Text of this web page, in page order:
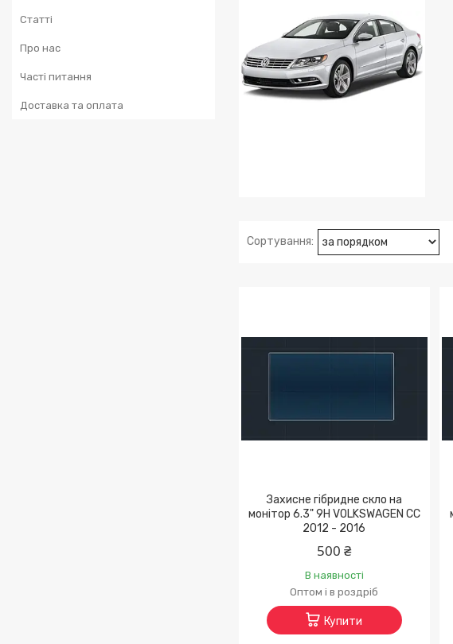
Статті
Про нас
Часті питання
Доставка та оплата
Захисне гібридне скло на
монітор 6.3" 9H VOLKSWAGEN CC
2012 - 2016
500 ₴
В наявності
Оптом і в роздріб
Купити